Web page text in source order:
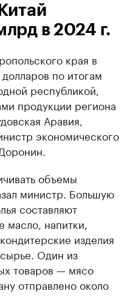
в 2024 г.
края в
по итогам
республикой,
продукции региона
Аравия,
экономического
объемы
министр. Большую
составляют
масло, напитки,
изделия
Один из
товаров — мясо
отправлено около